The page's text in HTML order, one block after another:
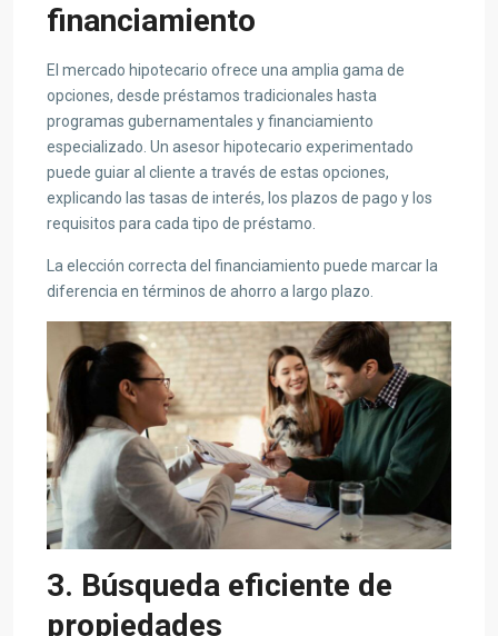
financiamiento
El mercado hipotecario ofrece una amplia gama de
opciones, desde préstamos tradicionales hasta
programas gubernamentales y financiamiento
especializado. Un asesor hipotecario experimentado
puede guiar al cliente a través de estas opciones,
explicando las tasas de interés, los plazos de pago y los
requisitos para cada tipo de préstamo.
La elección correcta del financiamiento puede marcar la
diferencia en términos de ahorro a largo plazo.
3. Búsqueda eficiente de
propiedades